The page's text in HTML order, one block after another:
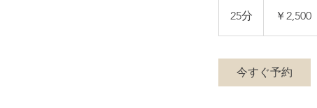
25分
5
￥2,500
今すぐ予約